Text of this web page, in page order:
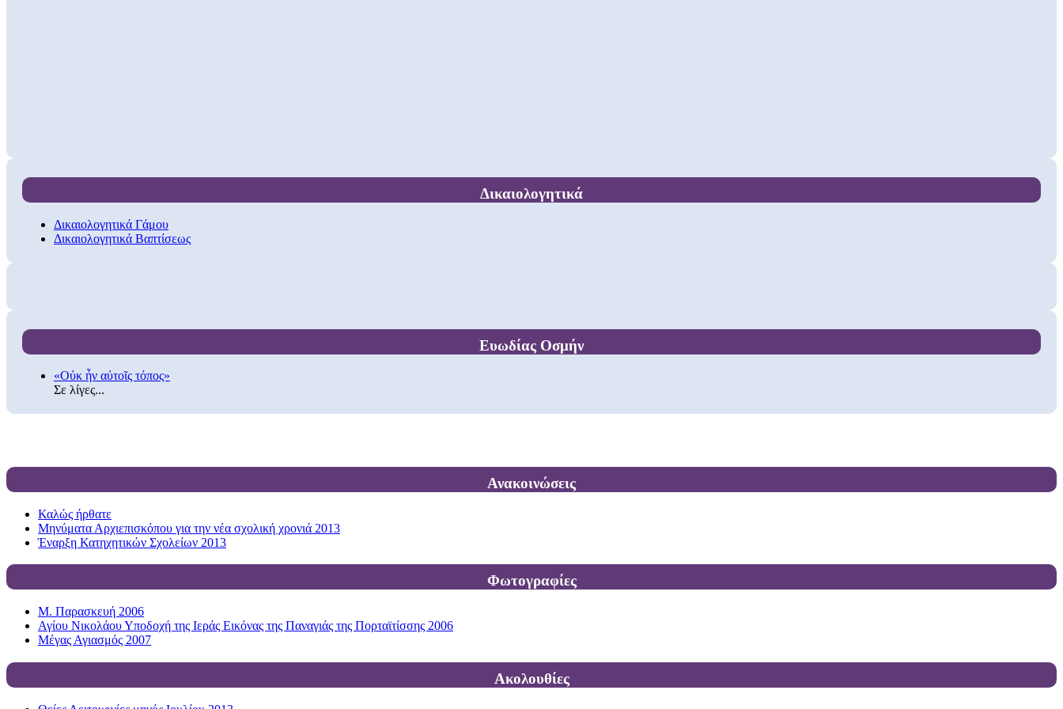
Δικαιολογητικά
Δικαιολογητικά Γάμου
Δικαιολογητικά Βαπτίσεως
Ευωδίας Οσμήν
«Οὐκ ἦν αὐτοῖς τόπος»
Σε λίγες...
Ανακοινώσεις
Καλώς ήρθατε
Μηνύματα Αρχιεπισκόπου για την νέα σχολική χρονιά 2013
Έναρξη Κατηχητικών Σχολείων 2013
Φωτογραφίες
Μ. Παρασκευή 2006
Αγίου Νικολάου Υποδοχή της Ιεράς Εικόνας της Παναγιάς της Πορταϊτίσσης 2006
Μέγας Αγιασμός 2007
Ακολουθίες